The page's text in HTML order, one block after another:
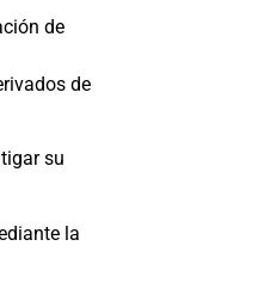
de
de
su
la